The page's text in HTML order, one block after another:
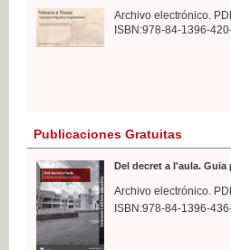
Archivo electrónico.
ISBN:978-84-1396-
Publicaciones Gratuitas
Del decret a l'aula.
Archivo electrónico.
ISBN:978-84-1396-